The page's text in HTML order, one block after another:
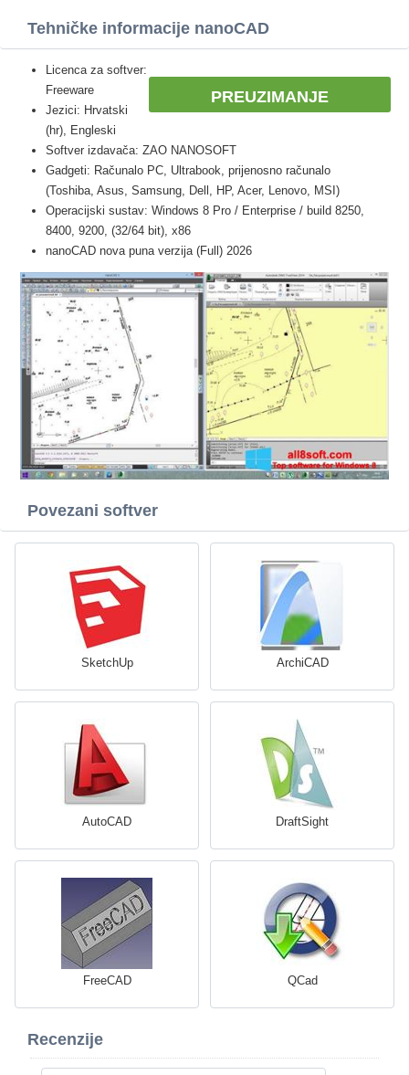
Tehničke informacije nanoCAD
PREUZIMANJE
Licenca za softver:
Freeware
Jezici: Hrvatski
(hr), Engleski
Softver izdavača: ZAO NANOSOFT
Gadgeti: Računalo PC, Ultrabook, prijenosno računalo
(Toshiba, Asus, Samsung, Dell, HP, Acer, Lenovo, MSI)
Operacijski sustav: Windows 8 Pro / Enterprise / build 8250,
8400, 9200, (32/64 bit), x86
nanoCAD nova puna verzija (Full) 2026
Povezani softver
SketchUp ArchiCAD
AutoCAD DraftSight
FreeCAD QCad
Recenzije